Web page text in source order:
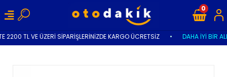
2200 TL VE ÜZERİ SİPARİŞLERİNİZDE KARGO ÜCRETSİZ DAHA İYİ BİR
0